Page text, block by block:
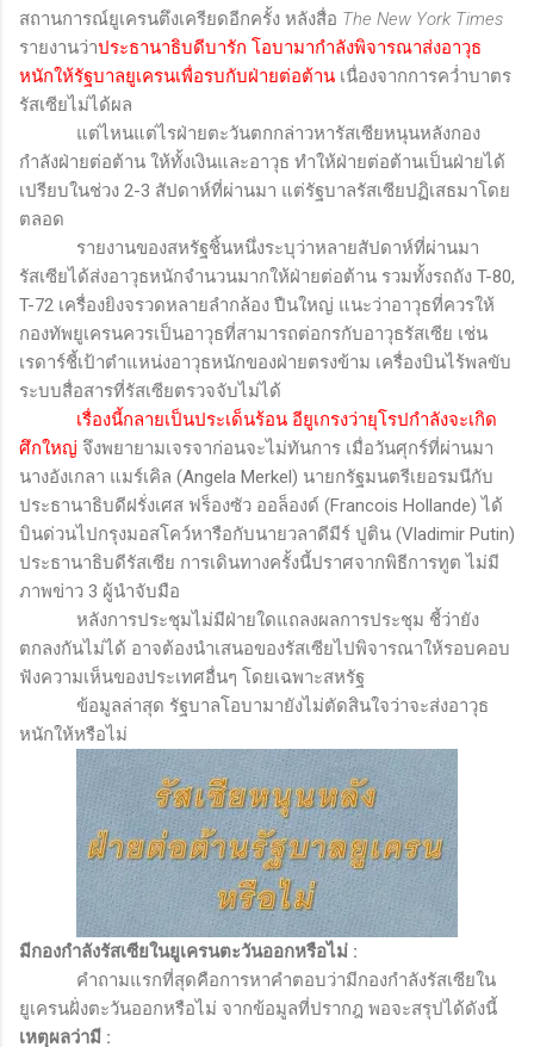
สถานการณ์ยูเครนตึงเครียดอีกครั้ง หลังสื่อ The New York Times
รายงานว่าประธานาธิบดีบารัก โอบามากำลังพิจารณาส่งอาวุธ
หนักให้รัฐบาลยูเครนเพื่อรบกับฝ่ายต่อต้าน เนื่องจากการคว่ำบาตร
รัสเซียไม่ได้ผล
แต่ไหนแต่ไรฝ่ายตะวันตกกล่าวหารัสเซียหนุนหลังกอง
กำลังฝ่ายต่อต้าน ให้ทั้งเงินและอาวุธ ทำให้ฝ่ายต่อต้านเป็นฝ่ายได้
เปรียบในช่วง 2-3 สัปดาห์ที่ผ่านมา แต่รัฐบาลรัสเซียปฏิเสธมาโดย
ตลอด
รายงานของสหรัฐชิ้นหนึ่งระบุว่าหลายสัปดาห์ที่ผ่านมา
รัสเซียได้ส่งอาวุธหนักจำนวนมากให้ฝ่ายต่อต้าน รวมทั้งรถถัง T-80,
T-72 เครื่องยิงจรวดหลายลำกล้อง ปืนใหญ่ แนะว่าอาวุธที่ควรให้
กองทัพยูเครนควรเป็นอาวุธที่สามารถต่อกรกับอาวุธรัสเซีย เช่น
เรดาร์ชี้เป้าตำแหน่งอาวุธหนักของฝ่ายตรงข้าม เครื่องบินไร้พลขับ
ระบบสื่อสารที่รัสเซียตรวจจับไม่ได้
เรื่องนี้กลายเป็นประเด็นร้อน อียูเกรงว่ายุโรปกำลังจะเกิด
ศึกใหญ่ จึงพยายามเจรจาก่อนจะไม่ทันการ เมื่อวันศุกร์ที่ผ่านมา
นางอังเกลา แมร์เคิล (Angela Merkel) นายกรัฐมนตรีเยอรมนีกับ
ประธานาธิบดีฝรั่งเศส ฟร็องซัว ออล็องด์ (Francois Hollande)ได้
บินด่วนไปกรุงมอสโคว์หารือกับนายวลาดีมีร์ ปูติน (Vladimir Putin)
ประธานาธิบดีรัสเซีย การเดินทางครั้งนี้ปราศจากพิธีการทูต ไม่มี
ภาพข่าว 3 ผู้นำจับมือ
หลังการประชุมไม่มีฝ่ายใดแถลงผลการประชุม ชี้ว่ายัง
ตกลงกันไม่ได้ อาจต้องนำเสนอของรัสเซียไปพิจารณาให้รอบคอบ
ฟังความเห็นของประเทศอื่นๆ โดยเฉพาะสหรัฐ
ข้อมูลล่าสุด รัฐบาลโอบามายังไม่ตัดสินใจว่าจะส่งอาวุธ
หนักให้หรือไม่
มีกองกำลังรัสเซียในยูเครนตะวันออกหรือไม่ :
คำถามแรกที่สุดคือการหาคำตอบว่ามีกองกำลังรัสเซียใน
ยูเครนฝั่งตะวันออกหรือไม่ จากข้อมูลที่ปรากฎ พอจะสรุปได้ดังนี้
เหตุผลว่ามี :